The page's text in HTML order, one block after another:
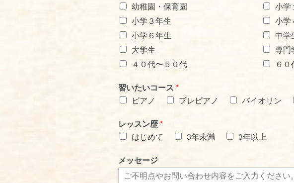
幼稚園・保育園
小学
小学３年生
小学
小学６年生
中学
大学生
専門
４０代〜５０代
６０
習いたいコース *
ピアノ
プレピアノ バイオリン
レッスン歴*
はじめて
3年未満 3年以上
メッセージ